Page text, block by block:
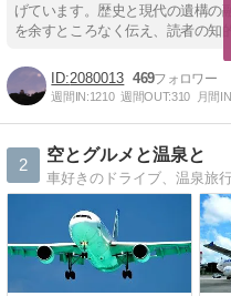
げています。歴史と現代の遺構の
を余すところなく伝え、読者の知
2080013 469
週間IN:1210 週間OUT:310 月間
2
空とグルメと温泉と